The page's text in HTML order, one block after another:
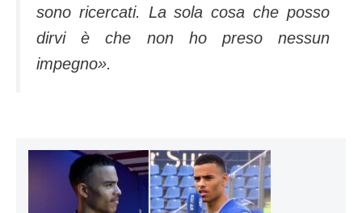
sono ricercati. La sola cosa che posso
dirvi è che non ho preso nessun
impegno».